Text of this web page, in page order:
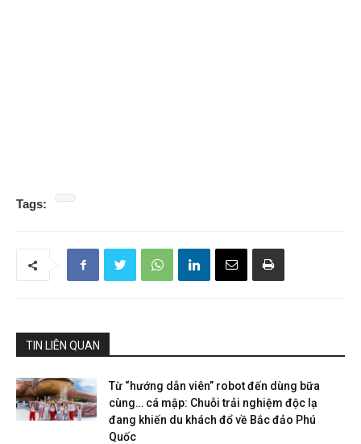
Tags:
TIN LIÊN QUAN
Từ “hướng dẫn viên” robot đến dùng bữa
cùng… cá mập: Chuỗi trải nghiệm độc lạ
đang khiến du khách đổ về Bắc đảo Phú
Quốc